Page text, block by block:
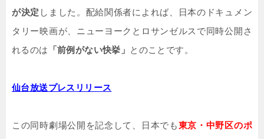
が決定 しました。配給関係者によれば、日本のドキュメン
タリー映画が、ニューヨークとロサンゼルスで同時公開さ
れるのは
「前例がない快挙」 とのことです。
仙台放送プレスリリース
この同時劇場公開を記念して、日本でも東京・中野区のポ